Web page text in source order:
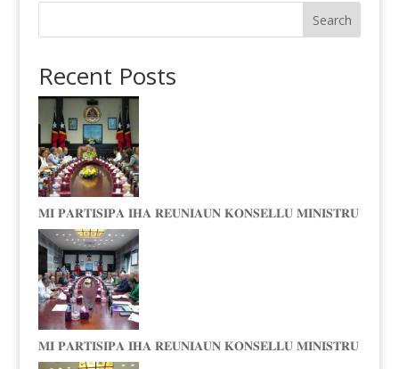
Search
Recent Posts
𝐌𝐈 𝐏𝐀𝐑𝐓𝐈𝐒𝐈𝐏𝐀 𝐈𝐇𝐀 𝐑𝐄𝐔𝐍𝐈𝐀𝐔𝐍 𝐊𝐎𝐍𝐒𝐄𝐋𝐋𝐔 𝐌𝐈𝐍𝐈𝐒𝐓𝐑𝐔
𝐌𝐈 𝐏𝐀𝐑𝐓𝐈𝐒𝐈𝐏𝐀 𝐈𝐇𝐀 𝐑𝐄𝐔𝐍𝐈𝐀𝐔𝐍 𝐊𝐎𝐍𝐒𝐄𝐋𝐋𝐔 𝐌𝐈𝐍𝐈𝐒𝐓𝐑𝐔